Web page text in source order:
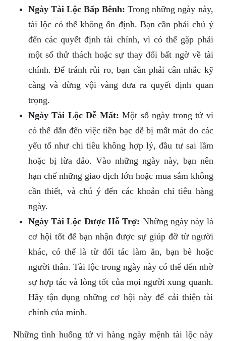
Ngày Tài Lộc Bấp Bênh: Trong những ngày này,
tài lộc có thể không ổn định. Bạn cần phải chú ý
đến các quyết định tài chính, vì có thể gặp phải
một số thử thách hoặc sự thay đổi bất ngờ về tài
chính. Để tránh rủi ro, bạn cần phải cân nhắc kỹ
càng và đừng vội vàng đưa ra quyết định quan
trọng.
Ngày Tài Lộc Dễ Mất: Một số ngày trong tử vi
có thể dẫn đến việc tiền bạc dễ bị mất mát do các
yếu tố như chi tiêu không hợp lý, đầu tư sai lầm
hoặc bị lừa đảo. Vào những ngày này, bạn nên
hạn chế những giao dịch lớn hoặc mua sắm không
cần thiết, và chú ý đến các khoản chi tiêu hàng
ngày.
Ngày Tài Lộc Được Hỗ Trợ: Những ngày này là
cơ hội tốt để bạn nhận được sự giúp đỡ từ người
khác, có thể là từ đối tác làm ăn, bạn bè hoặc
người thân. Tài lộc trong ngày này có thể đến nhờ
sự hợp tác và lòng tốt của mọi người xung quanh.
Hãy tận dụng những cơ hội này để cải thiện tài
chính của mình.
Những tình huống tử vi hàng ngày mệnh tài lộc này